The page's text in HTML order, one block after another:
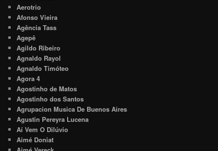
Aerotrio
Afonso Vieira
Agência Tass
Agepê
Agildo Ribeiro
Agnaldo Rayol
Agnaldo Timóteo
Agora 4
Agostinho de Matos
Agostinho dos Santos
Agrupacion Musica De Buenos Aires
Agustin Pereyra Lucena
Aí Vem O Dilúvio
Aimé Doniat